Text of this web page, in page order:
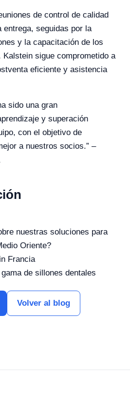
de control de calidad
entrega, seguidas por la
y la capacitación de los
sigue comprometido a
eficiente y asistencia
sido una gran
y superación
con el objetivo de
a nuestros socios.” –
nuestras soluciones para
Oriente?
Francia
de sillones dentales
Volver al blog